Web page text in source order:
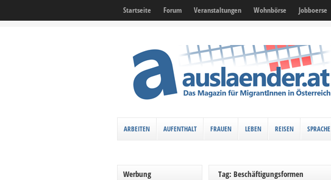
Startseite Forum Veranstaltungen Wohnbörse Jobboerse
ARBEITEN AUFENTHALT FRAUEN LEBEN REISEN SPRACHE
Tag: Beschäftigungsformen
Werbung